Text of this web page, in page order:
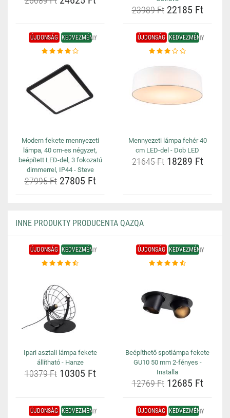
23989 Ft22185 Ft
ÚJDONSÁG KEDVEZMÉNY
Modern fekete mennyezeti
lámpa, 40 cm-es négyzet,
beépített LED-del, 3 fokozatú
dimmerrel, IP44 - Steve
27995 Ft27805 Ft
ÚJDONSÁG KEDVEZMÉNY
Mennyezeti lámpa fehér 40
cm LED-del - Dob LED
21645 Ft18289 Ft
INNE PRODUKTY PRODUCENTA QAZQA
ÚJDONSÁG KEDVEZMÉNY
Ipari asztali lámpa fekete
állítható - Hanze
10379 Ft10305 Ft
ÚJDONSÁG KEDVEZMÉNY
Beépíthető spotlámpa fekete
GU10 50 mm 2-fényes -
Installa
12769 Ft12685 Ft
ÚJDONSÁG KEDVEZMÉNY ÚJDONSÁG KEDVEZMÉNY